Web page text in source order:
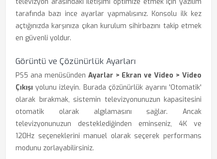
tarafında bazı ince ayarlar yapmalısınız. Konsolu ilk kez
açtığınızda karşınıza çıkan kurulum sihirbazını takip etmek
en güvenli yoldur.
Görüntü ve Çözünürlük Ayarları
PS5 ana menüsünden Ayarlar > Ekran ve Video > Video
Çıkışı yolunu izleyin. Burada çözünürlük ayarını 'Otomatik'
olarak bırakmak, sistemin televizyonunuzun kapasitesini
otomatik olarak algılamasını sağlar. Ancak
televizyonunuzun desteklediğinden eminseniz, 4K ve
120Hz seçeneklerini manuel olarak seçerek performans
modunu zorlayabilirsiniz.